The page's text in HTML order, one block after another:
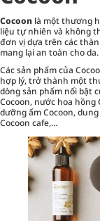
Cocoon là một thương
liệu tự nhiên và không
đơn vị dựa trên các
mang lại an toàn cho da.
Các sản phẩm của
hợp lý, trở thành một
dòng sản phẩm nổi bật
Cocoon, nước hoa hồng
dưỡng ẩm Cocoon,
Cocoon cafe,…